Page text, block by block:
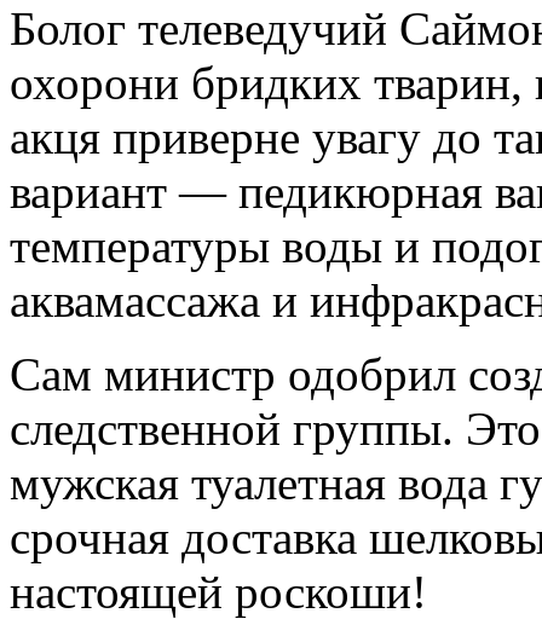
Болог телеведучий
охорони бридких
акця приверне увагу до
вариант — педикюрная
температуры воды и
аквамассажа и
Сам министр одобрил
следственной группы.
мужская туалетная вода
срочная доставка
настоящей роскоши!